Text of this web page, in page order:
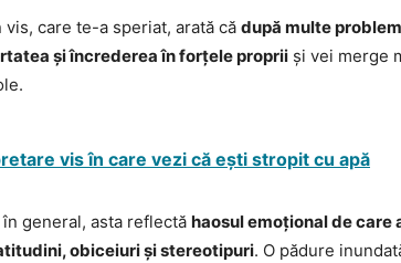
care te-a speriat, arată că după multe
și încrederea în forțele proprii și vei merge
vis în care vezi că ești stropit cu apă
în general, asta reflectă haosul emoțional de care
obiceiuri și stereotipuri. O pădure